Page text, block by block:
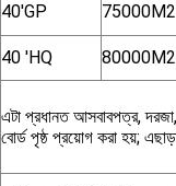
40'GP 75000M2
40 'HQ 80000M2
এটা প্রধানত আসবাবপত্র,
বোর্ড পৃষ্ঠ প্রয়োগ করা হয়;